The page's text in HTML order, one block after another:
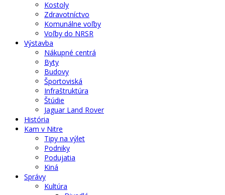
Kostoly
Zdravotníctvo
Komunálne voľby
Voľby do NRSR
Výstavba
Nákupné centrá
Byty
Budovy
Športoviská
Infraštruktúra
Štúdie
Jaguar Land Rover
História
Kam v Nitre
Tipy na výlet
Podniky
Podujatia
Kiná
Správy
Kultúra